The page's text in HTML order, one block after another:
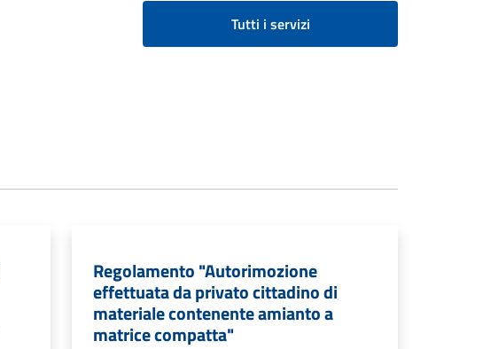
Tutti i servizi
Regolamento "Autorimozione
effettuata da privato cittadino di
materiale contenente amianto a
matrice compatta"